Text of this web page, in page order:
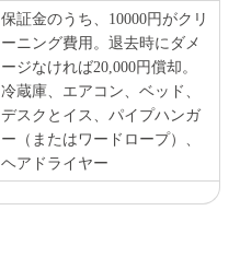
保証金のうち、10000円がクリ
ーニング費用。退去時にダメ
ージなければ20,000円償却。
冷蔵庫、エアコン、ベッド、
デスクとイス、パイプハンガ
ー（またはワードロープ）、
ヘアドライヤー